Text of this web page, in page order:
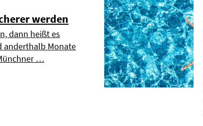
werden
dann heißt es
anderthalb Monate
…